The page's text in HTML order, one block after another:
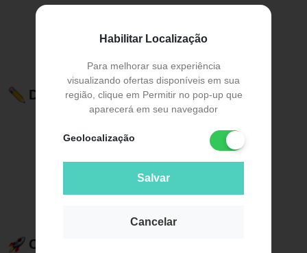
Habilitar Localização
Para melhorar sua experiência
visualizando ofertas disponíveis em sua
região, clique em Permitir no pop-up que
aparecerá em seu navegador
Geolocalização
Salvar
Cancelar
Descrição do Produto
Compartilhe esse produto: